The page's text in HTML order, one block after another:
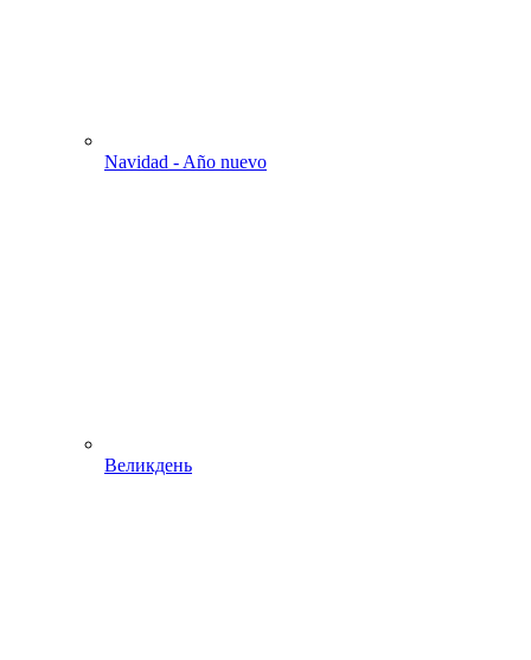
Navidad - Año nuevo
Великдень